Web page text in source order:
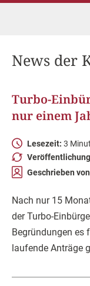
News der
Turbo-
nur einem
Lesezeit: 3
Geschrieben
Nach nur 15
der Turbo-
Begründungen es
laufende Anträge